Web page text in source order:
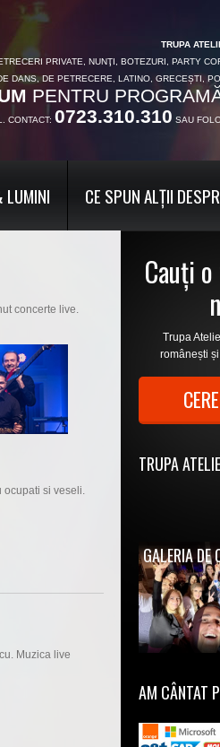
TRUPA
PRIVATE, NUNŢI, BOTEZURI, PARTY
DANS, DE PETRECERE, LATINO, GRECEȘTI,
PENTRU
CONTACT: 0723.310.310 SAU
LUMINI CE SPUN ALȚII
concerte live.
ocupati si veseli.
Muzica live
Cauți
Trupa
românești
TRUPA
GALERIA DE
AM CÂNTAT